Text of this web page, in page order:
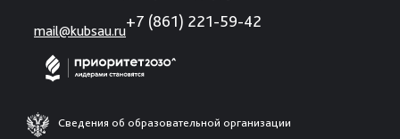
mail@kubsau.ru
+7 (861) 221-59-42
Сведения об образовательной организации